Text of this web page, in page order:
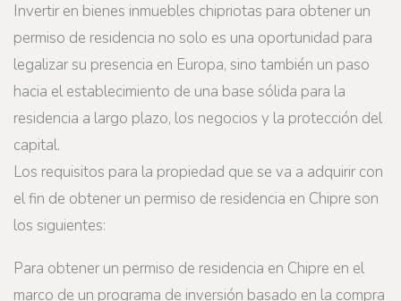
Invertir en bienes inmuebles chipriotas para obtener un
permiso de residencia no solo es una oportunidad para
legalizar su presencia en Europa, sino también un paso
hacia el establecimiento de una base sólida para la
residencia a largo plazo, los negocios y la protección del
capital.
Los requisitos para la propiedad que se va a adquirir con
el fin de obtener un permiso de residencia en Chipre son
los siguientes:
Para obtener un permiso de residencia en Chipre en el
marco de un programa de inversión basado en la compra